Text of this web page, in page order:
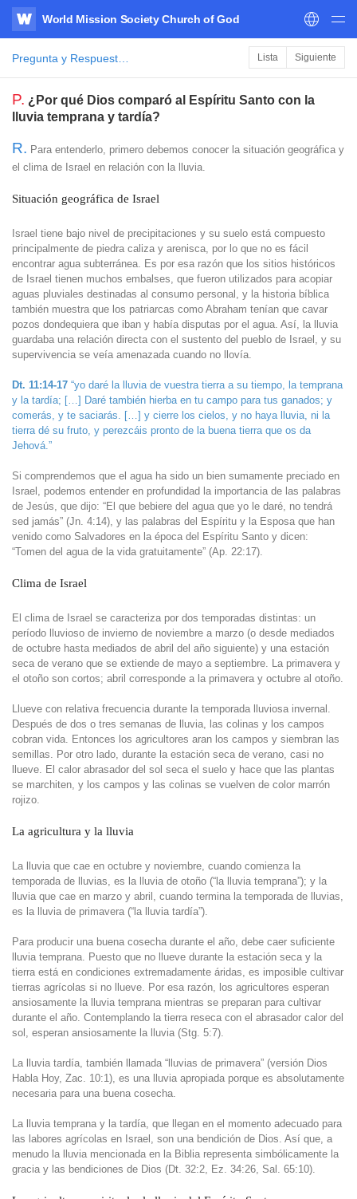
WATV
World Mission Society Church of God
Lista Siguiente
P. ¿Por qué Dios comparó al Espíritu Santo con la
lluvia temprana y tardía?
R. Para entenderlo, primero debemos conocer la situación geográfica y
el clima de Israel en relación con la lluvia.
Situación geográfica de Israel
Israel tiene bajo nivel de precipitaciones y su suelo está compuesto
principalmente de piedra caliza y arenisca, por lo que no es fácil
encontrar agua subterránea. Es por esa razón que los sitios históricos
de Israel tienen muchos embalses, que fueron utilizados para acopiar
aguas pluviales destinadas al consumo personal, y la historia bíblica
también muestra que los patriarcas como Abraham tenían que cavar
pozos dondequiera que iban y había disputas por el agua. Así, la lluvia
guardaba una relación directa con el sustento del pueblo de Israel, y su
supervivencia se veía amenazada cuando no llovía.
Dt. 11:14-17 “yo daré la lluvia de vuestra tierra a su tiempo, la temprana
y la tardía; […] Daré también hierba en tu campo para tus ganados; y
comerás, y te saciarás. […] y cierre los cielos, y no haya lluvia, ni la
tierra dé su fruto, y perezcáis pronto de la buena tierra que os da
Jehová.”
Si comprendemos que el agua ha sido un bien sumamente preciado en
Israel, podemos entender en profundidad la importancia de las palabras
de Jesús, que dijo: “El que bebiere del agua que yo le daré, no tendrá
sed jamás” (Jn. 4:14), y las palabras del Espíritu y la Esposa que han
venido como Salvadores en la época del Espíritu Santo y dicen:
“Tomen del agua de la vida gratuitamente” (Ap. 22:17).
Clima de Israel
El clima de Israel se caracteriza por dos temporadas distintas: un
período lluvioso de invierno de noviembre a marzo (o desde mediados
de octubre hasta mediados de abril del año siguiente) y una estación
seca de verano que se extiende de mayo a septiembre. La primavera y
el otoño son cortos; abril corresponde a la primavera y octubre al otoño.
Llueve con relativa frecuencia durante la temporada lluviosa invernal.
Después de dos o tres semanas de lluvia, las colinas y los campos
cobran vida. Entonces los agricultores aran los campos y siembran las
semillas. Por otro lado, durante la estación seca de verano, casi no
llueve. El calor abrasador del sol seca el suelo y hace que las plantas
se marchiten, y los campos y las colinas se vuelven de color marrón
rojizo.
La agricultura y la lluvia
La lluvia que cae en octubre y noviembre, cuando comienza la
temporada de lluvias, es la lluvia de otoño (“la lluvia temprana”); y la
lluvia que cae en marzo y abril, cuando termina la temporada de lluvias,
es la lluvia de primavera (“la lluvia tardía”).
Para producir una buena cosecha durante el año, debe caer suficiente
lluvia temprana. Puesto que no llueve durante la estación seca y la
tierra está en condiciones extremadamente áridas, es imposible cultivar
tierras agrícolas si no llueve. Por esa razón, los agricultores esperan
ansiosamente la lluvia temprana mientras se preparan para cultivar
durante el año. Contemplando la tierra reseca con el abrasador calor del
sol, esperan ansiosamente la lluvia (Stg. 5:7).
La lluvia tardía, también llamada “lluvias de primavera” (versión Dios
Habla Hoy, Zac. 10:1), es una lluvia apropiada porque es absolutamente
necesaria para una buena cosecha.
La lluvia temprana y la tardía, que llegan en el momento adecuado para
las labores agrícolas en Israel, son una bendición de Dios. Así que, a
menudo la lluvia mencionada en la Biblia representa simbólicamente la
gracia y las bendiciones de Dios (Dt. 32:2, Ez. 34:26, Sal. 65:10).